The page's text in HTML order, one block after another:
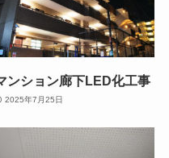
ンション廊下LED化工事
2025年7月25日